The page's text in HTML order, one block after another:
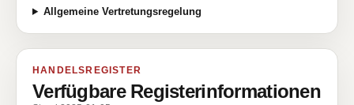
Allgemeine Vertretungsregelung
HANDELSREGISTER
Verfügbare Registerinformationen